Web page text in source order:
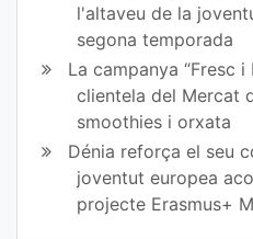
l'altaveu de la
segona temporada
La campanya “Fresc
clientela del Mercat
smoothies i orxata
Dénia reforça el seu
joventut europea
projecte Erasmus+